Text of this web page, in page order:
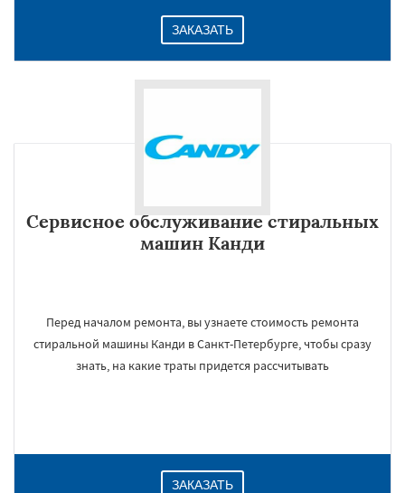
ЗАКАЗАТЬ
Сервисное обслуживание стиральных
машин Канди
Перед началом ремонта, вы узнаете стоимость ремонта
стиральной машины Канди в Санкт-Петербурге, чтобы сразу
знать, на какие траты придется рассчитывать
ЗАКАЗАТЬ